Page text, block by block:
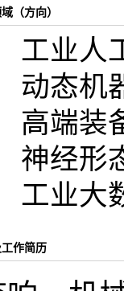
（方向）
工业人
动态机
高端装
神经形
工业大
作简历